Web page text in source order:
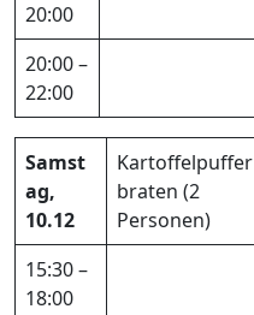
20:00
20:00 –
22:00
Samst
ag,
10.12
Kartoffelpuffer
braten (2
Personen)
15:30 –
18:00